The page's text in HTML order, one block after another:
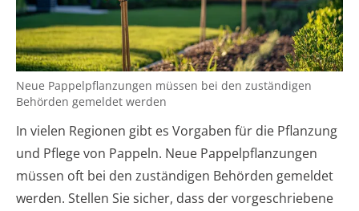
Neue Pappelpflanzungen müssen bei den zuständigen
Behörden gemeldet werden
In vielen Regionen gibt es Vorgaben für die Pflanzung
und Pflege von Pappeln. Neue Pappelpflanzungen
müssen oft bei den zuständigen Behörden gemeldet
werden. Stellen Sie sicher, dass der vorgeschriebene